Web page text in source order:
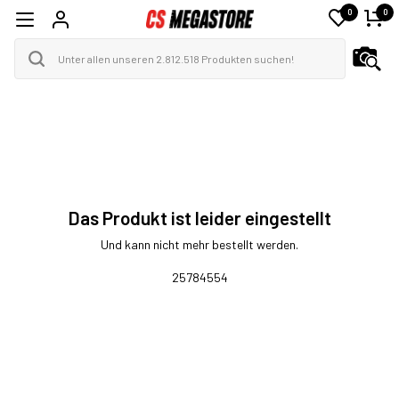
0 0
Das Produkt ist leider eingestellt
Und kann nicht mehr bestellt werden.
25784554